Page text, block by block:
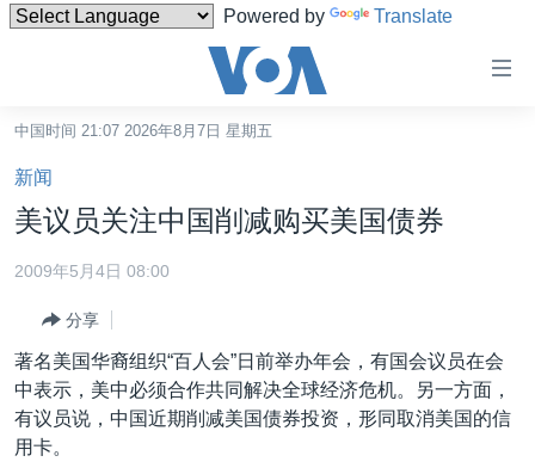
Powered by Translate
碍
链
接
跳
转
容
到
中国
港澳
国际
最新国际新闻
印太
分类新闻
经济·金融·贸易
美中关系
中国时间 21:07 2026年8月7日 星期五
新闻
美议员关注中国削减购买美国债券
2009年5月4日 08:00
分享
著名美国华裔组织“百人会”日前举办年会，有国会议员在会
中表示，美中必须合作共同解决全球经济危机。另一方面，
有议员说，中国近期削减美国债券投资，形同取消美国的信
用卡。